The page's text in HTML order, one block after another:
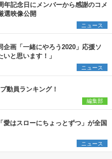
年記念日にメンバーから感謝のコメ
選映像公開
ニュース
画「一緒にやろう2020」応援ソ
と思います！」
ニュース
動員ランキング！
編集部
はスローにちょっとずつ」が全国
ニュース